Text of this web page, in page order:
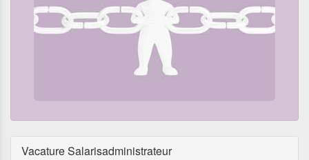
Vacature Salarisadministrateur